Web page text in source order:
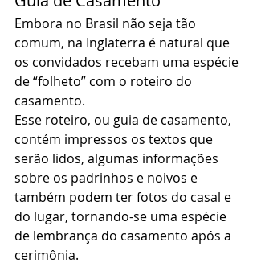
Embora no Brasil não seja tão
comum, na Inglaterra é natural que
os convidados recebam uma espécie
de “folheto” com o roteiro do
casamento.
Esse roteiro, ou guia de casamento,
contém impressos os textos que
serão lidos, algumas informações
sobre os padrinhos e noivos e
também podem ter fotos do casal e
do lugar, tornando-se uma espécie
de lembrança do casamento após a
cerimônia.